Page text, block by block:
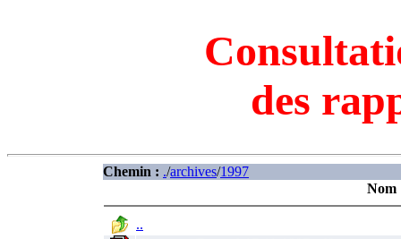
des
Chemin : ./archives/1997
Nom
..